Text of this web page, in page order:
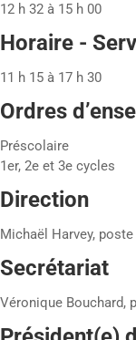
12 h 32 à 15 h 00
Horaire -
11 h 15 à 17 h 30
Ordres
Préscolaire
1er, 2e et 3e cycles
Direction
Michaël Harvey, poste
Secrétariat
Véronique Bouchard,